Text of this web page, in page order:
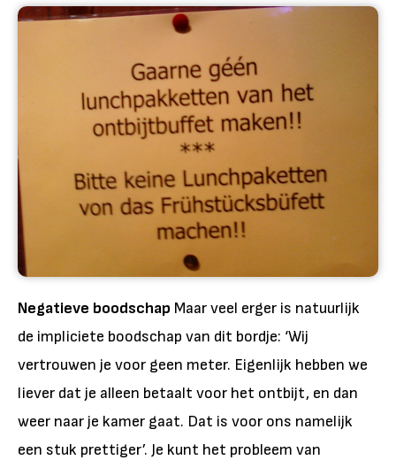
Negatieve boodschap Maar veel erger is natuurlijk
de impliciete boodschap van dit bordje: ‘Wij
vertrouwen je voor geen meter. Eigenlijk hebben we
liever dat je alleen betaalt voor het ontbijt, en dan
weer naar je kamer gaat. Dat is voor ons namelijk
een stuk prettiger’. Je kunt het probleem van